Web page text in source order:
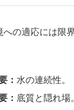
への適応には限
： 水の連続性。
： 底質と隠れ場。